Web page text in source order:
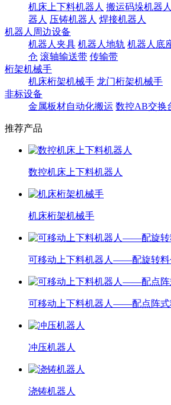
机床上下料机器人 搬运码垛机器人
器人 压铸机器人 焊接机器人
机器人周边设备
机器人夹具 机器人地轨 机器人底
仓 滚轴输送带 传输带
桁架机械手
机床桁架机械手 龙门桁架机械手
非标设备
金属板材自动化搬运 数控AB交换
推荐产品
数控机床上下料机器人
机床桁架机械手
可移动上下料机器人——配旋转料
可移动上下料机器人——配点阵式
冲压机器人
浇铸机器人